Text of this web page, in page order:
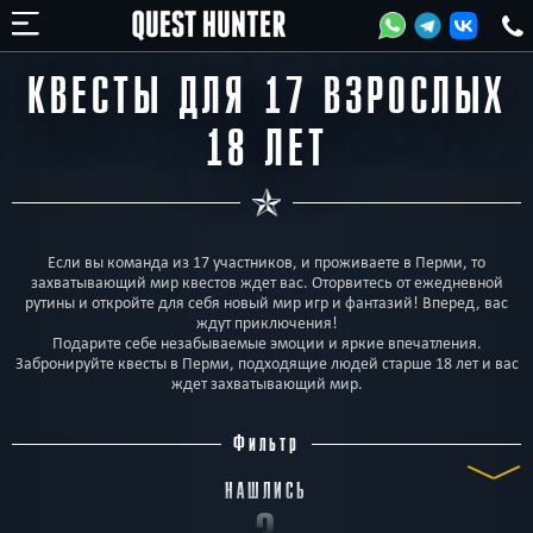
КВЕСТЫ ДЛЯ 17 ВЗРОСЛЫХ
18 ЛЕТ
Если вы команда из 17 участников, и проживаете в Перми, то
захватывающий мир квестов ждет вас. Оторвитесь от ежедневной
рутины и откройте для себя новый мир игр и фантазий! Вперед, вас
ждут приключения!
Подарите себе незабываемые эмоции и яркие впечатления.
Забронируйте квесты в Перми, подходящие людей старше 18 лет и вас
ждет захватывающий мир.
Фильтр
НАШЛИСЬ